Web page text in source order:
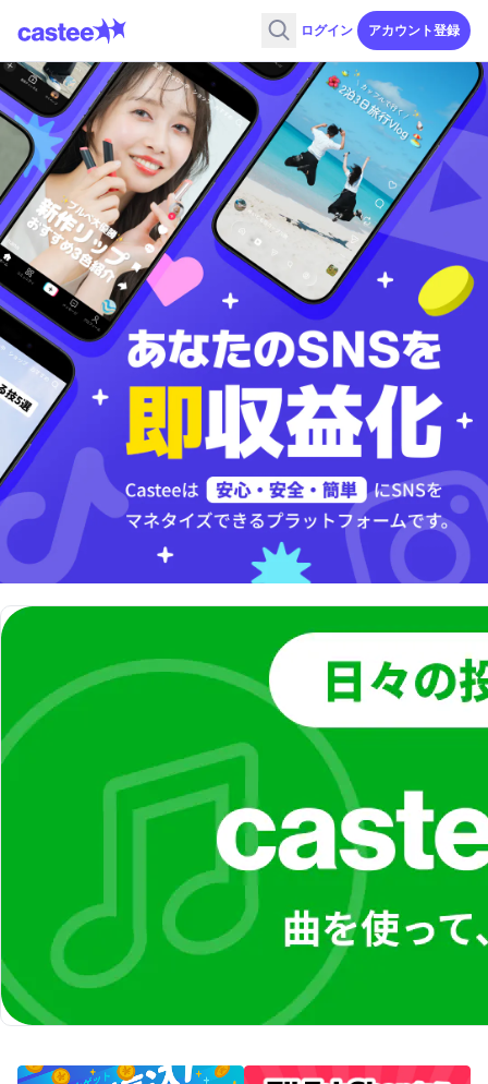
ログイン アカウント登録